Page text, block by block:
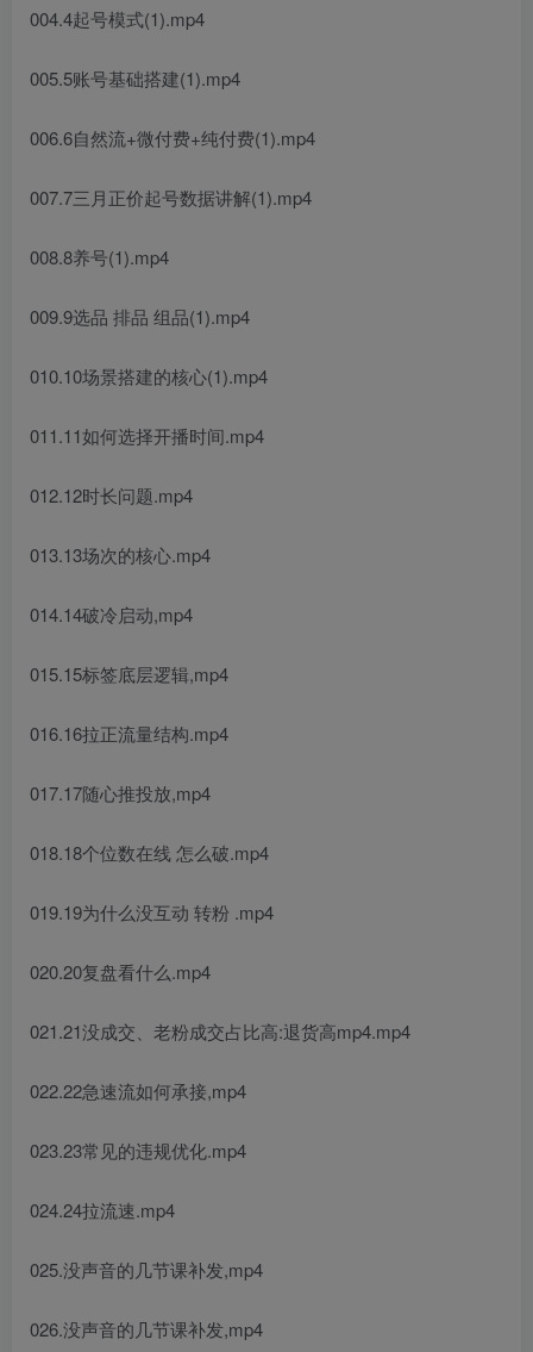
004.4起号模式(1).mp4
005.5账号基础搭建(1).mp4
006.6自然流+微付费+纯付费(1).mp4
007.7三月正价起号数据讲解(1).mp4
008.8养号(1).mp4
009.9选品 排品 组品(1).mp4
010.10场景搭建的核心(1).mp4
011.11如何选择开播时间.mp4
012.12时长问题.mp4
013.13场次的核心.mp4
014.14破冷启动,mp4
015.15标签底层逻辑,mp4
016.16拉正流量结构.mp4
017.17随心推投放,mp4
018.18个位数在线 怎么破.mp4
019.19为什么没互动 转粉 .mp4
020.20复盘看什么.mp4
021.21没成交、老粉成交占比高:退货高mp4.mp4
022.22急速流如何承接,mp4
023.23常见的违规优化.mp4
024.24拉流速.mp4
025.没声音的几节课补发,mp4
026.没声音的几节课补发,mp4